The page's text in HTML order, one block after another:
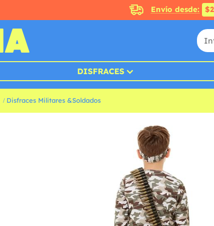
Envío desde:
DISFRACES
Disfraces Militares &Soldados